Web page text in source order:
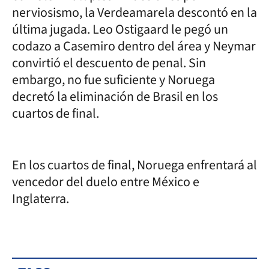
nerviosismo, la Verdeamarela descontó en la
última jugada. Leo Ostigaard le pegó un
codazo a Casemiro dentro del área y Neymar
convirtió el descuento de penal. Sin
embargo, no fue suficiente y Noruega
decretó la eliminación de Brasil en los
cuartos de final.
En los cuartos de final, Noruega enfrentará al
vencedor del duelo entre México e
Inglaterra.